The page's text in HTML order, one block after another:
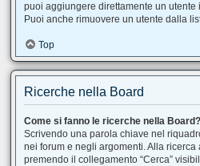
puoi aggiungere direttamente un
Puoi anche rimuovere un utente dalla
Top
Ricerche nella Board
Come si fanno le ricerche nella Board?
Scrivendo una parola chiave nel
nei forum e negli argomenti. Alla
premendo il collegamento “Cerca”